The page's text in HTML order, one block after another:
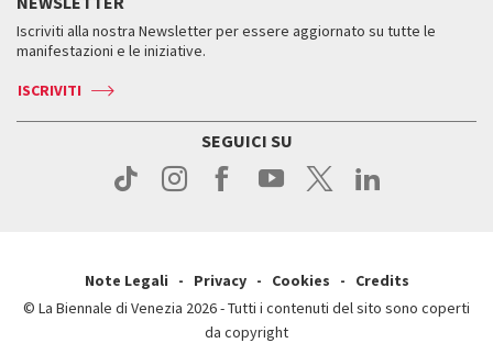
Come raggiungerci
Come raggiungerci
Contatti
Press
Orari e sedi
Biglietti
Servizi al pubblico
Come raggiungerci
Contatti
Orari e sedi
Iscriviti alla nostra Newsletter per essere aggiornato su tutte le
manifestazioni e le iniziative.
ISCRIVITI
SEGUICI SU
Note Legali Privacy Cookies
Credits
© La Biennale di Venezia 2026 - Tutti i contenuti del sito sono coperti
da copyright